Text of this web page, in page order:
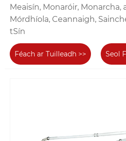
Meaisín, Monaróir, Monarcha,
Mórdhíola, Ceannaigh,
tSín
Féach ar Tuilleadh >> Seol